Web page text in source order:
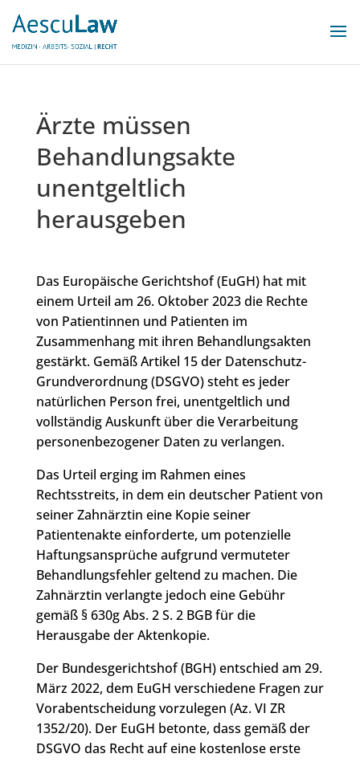
Ärzte müssen
Behandlungsakte
unentgeltlich
herausgeben
Das Europäische Gerichtshof (EuGH) hat mit
einem Urteil am 26. Oktober 2023 die Rechte
von Patientinnen und Patienten im
Zusammenhang mit ihren Behandlungsakten
gestärkt. Gemäß Artikel 15 der Datenschutz-
Grundverordnung (DSGVO) steht es jeder
natürlichen Person frei, unentgeltlich und
vollständig Auskunft über die Verarbeitung
personenbezogener Daten zu verlangen.
Das Urteil erging im Rahmen eines
Rechtsstreits, in dem ein deutscher Patient von
seiner Zahnärztin eine Kopie seiner
Patientenakte einforderte, um potenzielle
Haftungsansprüche aufgrund vermuteter
Behandlungsfehler geltend zu machen. Die
Zahnärztin verlangte jedoch eine Gebühr
gemäß § 630g Abs. 2 S. 2 BGB für die
Herausgabe der Aktenkopie.
Der Bundesgerichtshof (BGH) entschied am 29.
März 2022, dem EuGH verschiedene Fragen zur
Vorabentscheidung vorzulegen (Az. VI ZR
1352/20). Der EuGH betonte, dass gemäß der
DSGVO das Recht auf eine kostenlose erste